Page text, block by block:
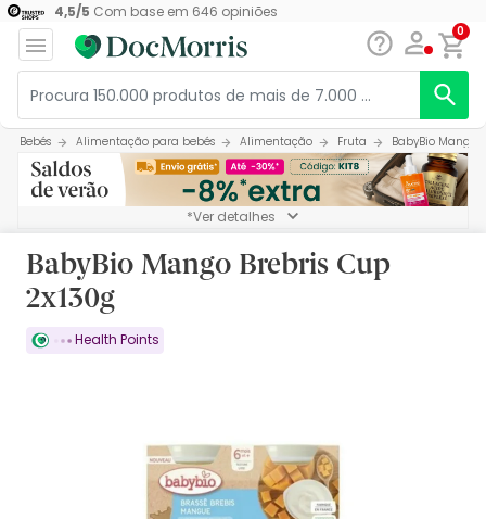
4,5/5 Com base em 646 opiniões
0
Bebés Alimentação para bebés Alimentação Fruta BabyBio Mango
*Ver detalhes
BabyBio Mango Brebris Cup
2x130g
Health Points